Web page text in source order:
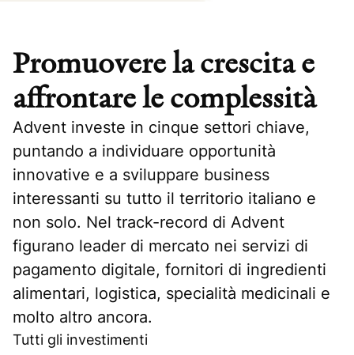
Promuovere la crescita e
affrontare le complessità
Advent investe in cinque settori chiave,
puntando a individuare opportunità
innovative e a sviluppare business
interessanti su tutto il territorio italiano e
non solo. Nel track-record di Advent
figurano leader di mercato nei servizi di
pagamento digitale, fornitori di ingredienti
alimentari, logistica, specialità medicinali e
molto altro ancora.
Tutti gli investimenti